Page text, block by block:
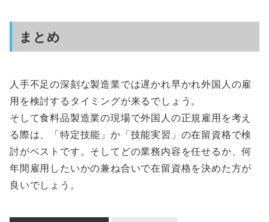
まとめ
人手不足の深刻な製造業では遅かれ早かれ外国人の雇
用を検討するタイミングが来るでしょう。
そして食料品製造業の現場で外国人の正規雇用を考え
る際は、「特定技能」か「技能実習」の在留資格で検
討がベストです。そしてどの業務内容を任せるか、何
年間雇用したいかの兼ね合いで在留資格を決めた方が
良いでしょう。